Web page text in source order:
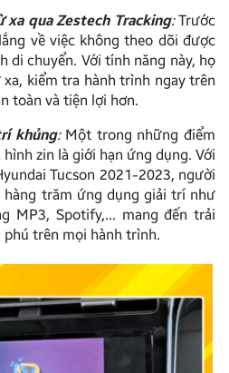
xa qua Zestech Tracking:Trước
về việc không theo dõi được
di chuyển. Với tính năng này, họ
kiểm tra hành trình ngay trên
toàn và tiện lợi hơn.
khủng:Một trong những điểm
zin là giới hạn ứng dụng. Với
Tucson 2021-2023, người
trăm ứng dụng giải trí như
MP3, Spotify,… mang đến trải
trên mọi hành trình.